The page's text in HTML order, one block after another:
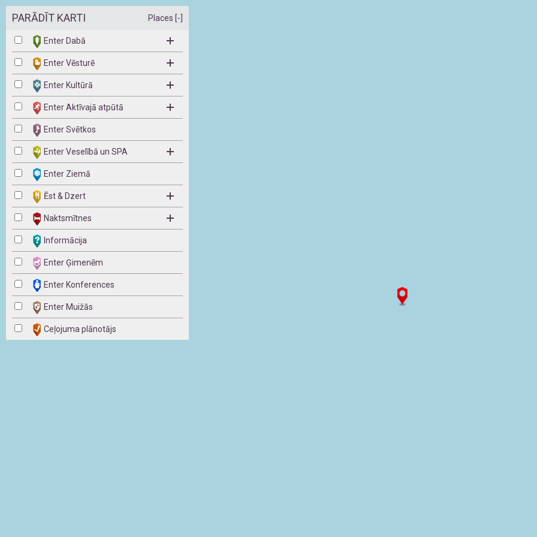
PARĀDĪT KARTI Places [-]
Enter Dabā
Enter Vēsturē
Enter Kultūrā
Enter Aktīvajā atpūtā
Enter Svētkos
Enter Veselībā un SPA
Enter Ziemā
Ēst & Dzert
Naktsmītnes
Informācija
Enter Ģimenēm
Enter Konferences
Enter Muižās
Ceļojuma plānotājs